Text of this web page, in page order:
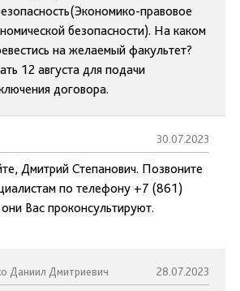
правовое
безопасности). На каком
на желаемый факультет?
12 августа для подачи
договора.
30.07.2023
Дмитрий Степанович. Позвоните
по телефону +7 (861)
Вас проконсультируют.
Даниил Дмитриевич 28.07.2023